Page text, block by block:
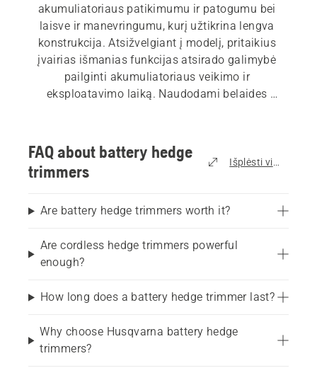
akumuliatoriaus patikimumu ir patogumu bei
laisve ir manevringumu, kurį užtikrina lengva
konstrukcija. Atsižvelgiant į modelį, pritaikius
įvairias išmanias funkcijas atsirado galimybė
pailginti akumuliatoriaus veikimo ir
eksploatavimo laiką. Naudodami belaides
akumuliatorinių ir elektrinių gyvatvorių žirklių
asortimente rasite pailgintas gyvatvorių žirkles,
taip pat smulkesnių ir stambesnių šakelių
parinktume tinkamiausią gaminį. Peržiūrėkite
FAQ about battery hedge
trimmers
Išplėsti viską
Are battery hedge trimmers worth it?
Are cordless hedge trimmers powerful
enough?
How long does a battery hedge trimmer last?
Why choose Husqvarna battery hedge
trimmers?